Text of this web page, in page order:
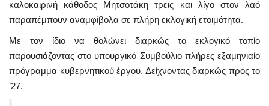
καλοκαιρινή κάθοδος Μητσοτάκη τρεις και λίγο στον λαό
παραπέμπουν αναμφίβολα σε πλήρη εκλογική ετοιμότητα.
Με τον ίδιο να θολώνει διαρκώς το εκλογικό τοπίο
παρουσιάζοντας στο υπουργικό Συμβούλιο πλήρες εξαμηνιαίο
πρόγραμμα κυβερνητικού έργου. Δείχνοντας διαρκώς προς το
’27.